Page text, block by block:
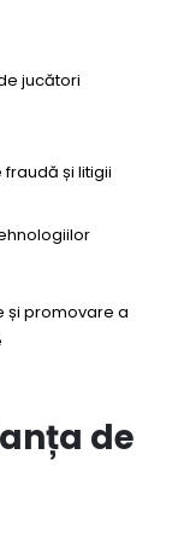
jucători
și litigii
și promovare a
de